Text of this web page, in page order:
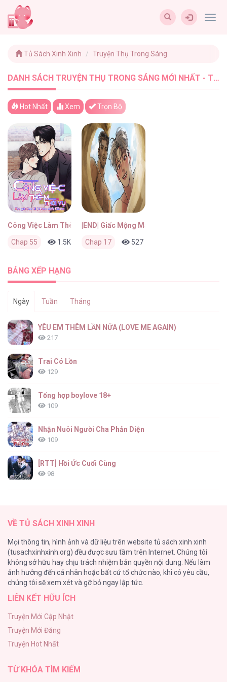
Tủ Sách Xinh Xinh Truyện Thụ Trong Sáng
DANH SÁCH TRUYỆN THỤ TRONG SÁNG MỚI NHẤT - TUSACHXINHXINH (2)
Hot Nhất Xem Trọn Bộ
Công Việc Làm Thêm Thời Vụ
Chap 55 1.5K 0 16 giờ trước
|END| Giấc Mộng May Mắn
Chap 17 527
BẢNG XẾP HẠNG
Ngày Tuần Tháng
YÊU EM THÊM LẦN NỮA (LOVE ME AGAIN)
217
Trai Có Lồn
129
Tổng hợp boylove 18+
109
Nhận Nuôi Người Cha Phản Diện
109
[RTT] Hồi Ức Cuối Cùng
98
75
Vương Miện Lục Bảo
75
Chào Mừng Đến Với Văn Hóa Milf
ONESHOT CHỊCH
68
VỀ TỦ SÁCH XINH XINH
Mọi thông tin, hình ảnh và dữ liệu trên website tủ sách xinh xinh
(tusachxinhxinh.org) đều được sưu tầm trên Internet. Chúng tôi
không sở hữu hay chịu trách nhiệm bản quyền nội dung. Nếu làm
ảnh hưởng đến cá nhân hoặc bất cứ tổ chức nào, khi có yêu cầu,
chúng tôi sẽ xem xét và gỡ bỏ ngay lập tức.
LIÊN KẾT HỮU ÍCH
Truyện Mới Cập Nhật
Truyện Mới Đăng
Truyện Hot Nhất
TỪ KHÓA TÌM KIẾM